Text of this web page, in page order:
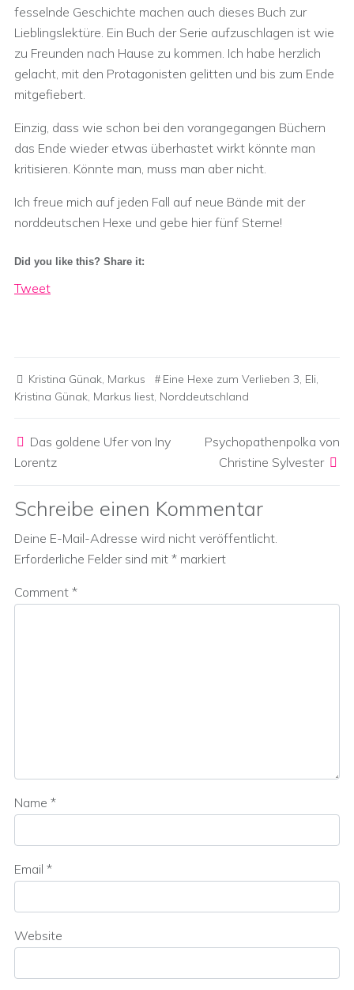
fesselnde Geschichte machen auch dieses Buch zur
Lieblingslektüre. Ein Buch der Serie aufzuschlagen ist wie
zu Freunden nach Hause zu kommen. Ich habe herzlich
gelacht, mit den Protagonisten gelitten und bis zum Ende
mitgefiebert.
Einzig, dass wie schon bei den vorangegangen Büchern
das Ende wieder etwas überhastet wirkt könnte man
kritisieren. Könnte man, muss man aber nicht.
Ich freue mich auf jeden Fall auf neue Bände mit der
norddeutschen Hexe und gebe hier fünf Sterne!
Did you like this? Share it:
Tweet
Kristina Günak, Markus Eine Hexe zum Verlieben 3, Eli,
Kristina Günak, Markus liest, Norddeutschland
Das goldene Ufer von Iny
Lorentz
Psychopathenpolka von
Christine Sylvester
Schreibe einen Kommentar
Deine E-Mail-Adresse wird nicht veröffentlicht.
Erforderliche Felder sind mit * markiert
Comment *
Name *
Email *
Website